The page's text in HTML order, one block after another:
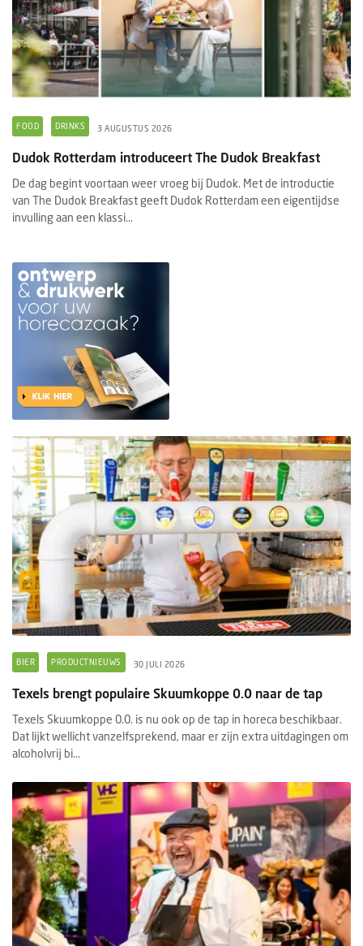
FOOD DRINKS 3 AUGUSTUS 2026
Dudok Rotterdam introduceert The Dudok Breakfast
De dag begint voortaan weer vroeg bij Dudok. Met de introductie
van The Dudok Breakfast geeft Dudok Rotterdam een eigentijdse
invulling aan een klassi...
BIER PRODUCTNIEUWS 30 JULI 2026
Texels brengt populaire Skuumkoppe 0.0 naar de tap
Texels Skuumkoppe 0.0. is nu ook op de tap in horeca beschikbaar.
Dat lijkt wellicht vanzelfsprekend, maar er zijn extra uitdagingen om
alcoholvrij bi...